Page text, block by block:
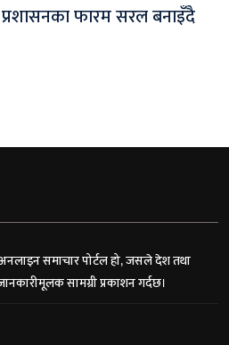
फारम सरल बनाइँदै
समाचार पोर्टल हो, जसले देश तथा
सामग्री प्रकाशन गर्दछ।